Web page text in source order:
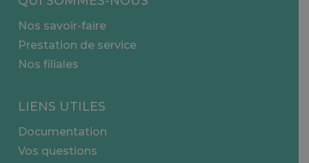
Nos savoir-faire
Prestation de service
Nos filiales
LIENS UTILES
Documentation
Vos questions